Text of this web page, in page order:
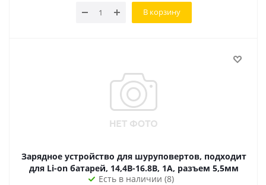
В корзину
Зарядное устройство для шуруповертов, подходит
для Li-on батарей, 14,4В-16.8В, 1А, разъем 5,5мм
Есть в наличии (8)